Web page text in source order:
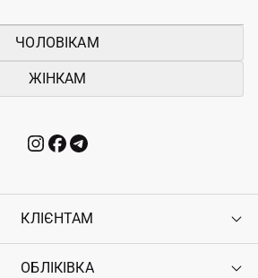
ЧОЛОВІКАМ
ЖІНКАМ
КЛІЄНТАМ
Контакти
ОБЛІКІВКА